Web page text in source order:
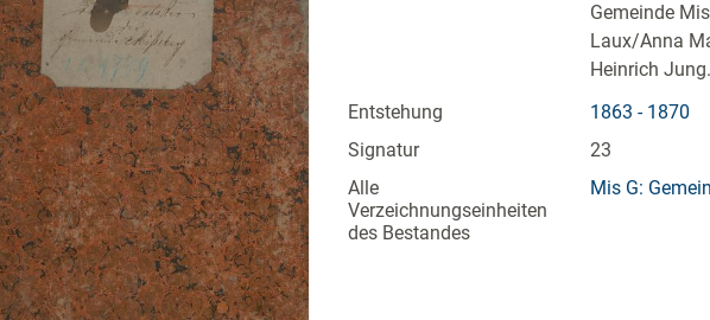
Gemeinde
Laux/Anna
Heinrich
Entstehung
1863 - 1870
Signatur
23
Alle
Verzeichnungseinheiten
des Bestandes
Mis G: